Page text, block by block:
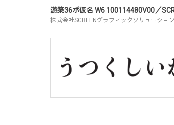
游築36ポ仮名 W6 100114480V00／
株式会社SCREENグラフィックソリューショ